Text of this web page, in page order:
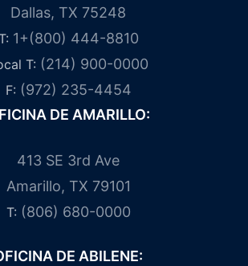
Dallas, TX 75248
1+(800) 444-8810
T: (214) 900-0000
F: (972) 235-4454
DE AMARILLO:
413 SE 3rd Ave
Amarillo, TX 79101
T: (806) 680-0000
DE ABILENE: